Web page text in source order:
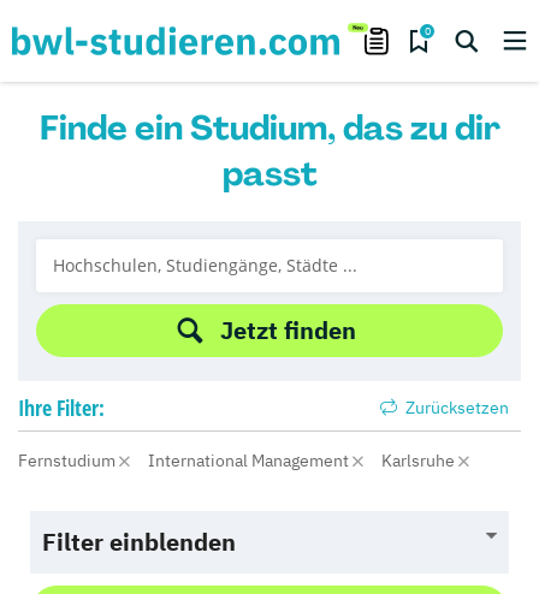
0
Finde ein Studium, das zu dir
passt
Jetzt finden
Ihre Filter: Zurücksetzen
Fernstudium International Management Karlsruhe
Filter einblenden